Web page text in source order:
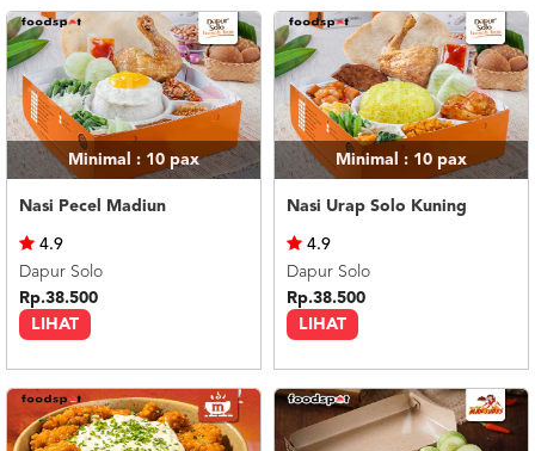
Minimal : 10 pax
Nasi Pecel Madiun
LIHAT
4.9
Dapur Solo
Rp.38.500
Minimal : 10 pax
Nasi Urap Solo Kuning
LIHAT
4.9
Dapur Solo
Rp.38.500